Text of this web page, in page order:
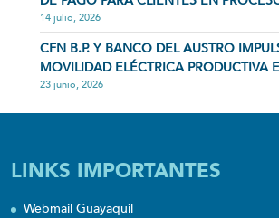
14 julio, 2026
CFN B.P. Y BANCO DEL AUSTRO
MOVILIDAD ELÉCTRICA PRODUCTIVA
23 junio, 2026
LINKS IMPORTANTES
Webmail Guayaquil